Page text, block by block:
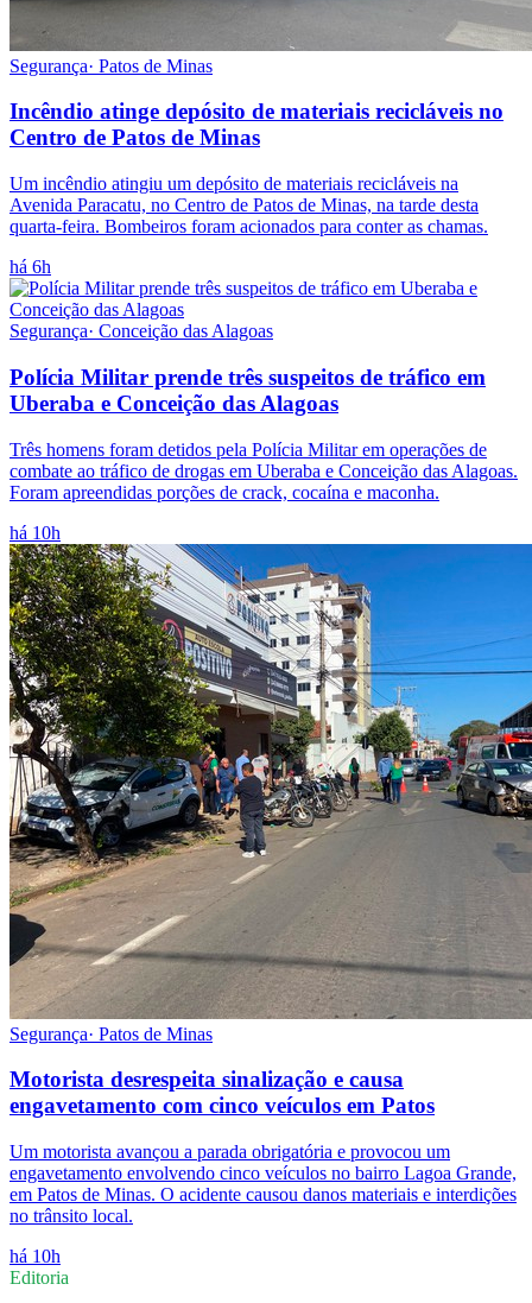
Segurança· Patos de Minas
Incêndio atinge depósito de materiais recicláveis no
Centro de Patos de Minas
Um incêndio atingiu um depósito de materiais recicláveis na
Avenida Paracatu, no Centro de Patos de Minas, na tarde desta
quarta-feira. Bombeiros foram acionados para conter as chamas.
há 6h
Segurança· Conceição das Alagoas
Polícia Militar prende três suspeitos de tráfico em
Uberaba e Conceição das Alagoas
Três homens foram detidos pela Polícia Militar em operações de
combate ao tráfico de drogas em Uberaba e Conceição das Alagoas.
Foram apreendidas porções de crack, cocaína e maconha.
há 10h
Segurança· Patos de Minas
Motorista desrespeita sinalização e causa
engavetamento com cinco veículos em Patos
Um motorista avançou a parada obrigatória e provocou um
engavetamento envolvendo cinco veículos no bairro Lagoa Grande,
em Patos de Minas. O acidente causou danos materiais e interdições
no trânsito local.
há 10h
Editoria